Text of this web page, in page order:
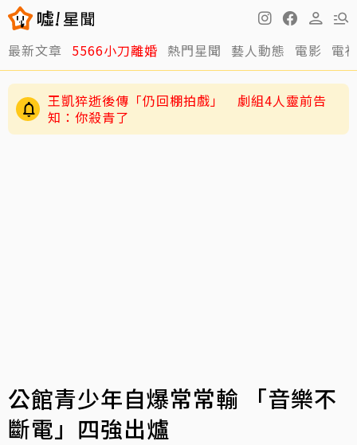
最新文章 5566小刀離婚 熱門星聞 藝人動態 電影 電
王凱猝逝後傳「仍回棚拍戲」 劇組4人靈前告
知：你殺青了
公館青少年自爆常常輸 「音樂不
斷電」四強出爐